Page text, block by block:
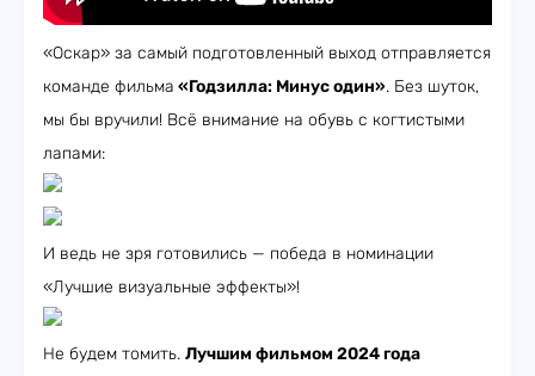
«Оскар» за самый подготовленный выход отправляется
команде фильма «Годзилла: Минус один». Без шуток,
мы бы вручили! Всё внимание на обувь с когтистыми
лапами:
И ведь не зря готовились — победа в номинации
«Лучшие визуальные эффекты»!
Не будем томить. Лучшим фильмом 2024 года